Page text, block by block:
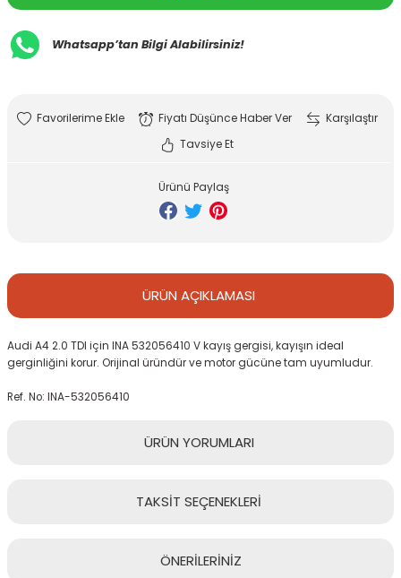
Whatsapp’tan Bilgi Alabilirsiniz!
Fiyatı Düşünce Haber Ver
Karşılaştır
Tavsiye Et
Ürünü Paylaş
ÜRÜN AÇIKLAMASI
Audi A4 2.0 TDI için INA 532056410 V kayış gergisi, kayışın ideal
gerginliğini korur. Orijinal üründür ve motor gücüne tam uyumludur.
Ref. No: INA-532056410
ÜRÜN YORUMLARI
TAKSİT SEÇENEKLERİ
ÖNERİLERİNİZ